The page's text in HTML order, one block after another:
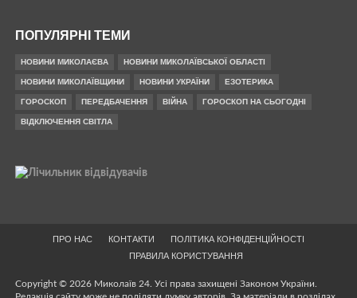
ПОПУЛЯРНІ ТЕМИ
НОВИНИ МИКОЛАЄВА НОВИНИ МИКОЛАЇВСЬКОЇ ОБЛАСТІ
НОВИНИ МИКОЛАЇВЩИНИ НОВИНИ УКРАЇНИ ЕЗОТЕРИКА
ГОРОСКОП ПЕРЕДБАЧЕННЯ ВІЙНА ГОРОСКОП НА СЬОГОДНІ
ВІДКЛЮЧЕННЯ СВІТЛА
ПРО НАС КОНТАКТИ
ПОЛІТИКА КОНФІДЕНЦІЙНОСТІ
ПРАВИЛА КОРИСТУВАННЯ
Copyright © 2026 Миколаїв 24. Усі права захищені Законом України.